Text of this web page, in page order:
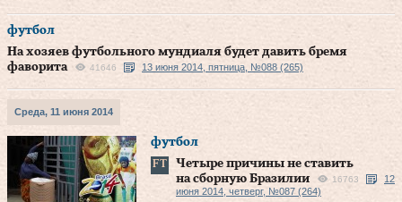
футбол
На хозяев футбольного мундиаля будет давить бремя
фаворита
41646 13 июня 2014, пятница, №088 (265)
Среда, 11 июня 2014
футбол
Четыре причины не ставить
на сборную Бразилии
16763
12
июня 2014, четверг, №087 (264)